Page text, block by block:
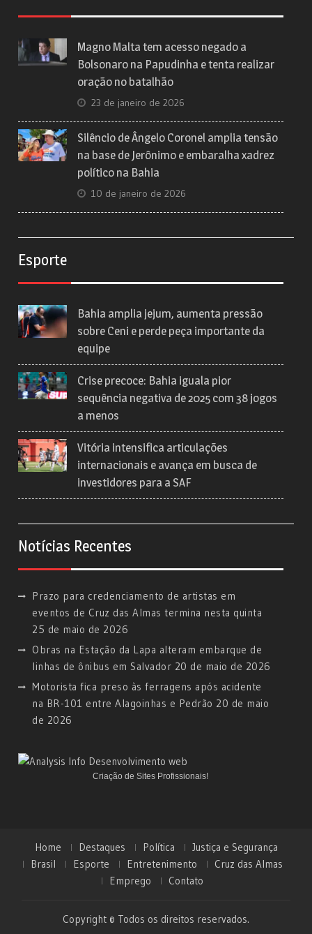
Magno Malta tem acesso negado a
Bolsonaro na Papudinha e tenta realizar
oração no batalhão
23 de janeiro de 2026
Silêncio de Ângelo Coronel amplia tensão
na base de Jerônimo e embaralha xadrez
político na Bahia
10 de janeiro de 2026
Esporte
Bahia amplia jejum, aumenta pressão
sobre Ceni e perde peça importante da
equipe
Crise precoce: Bahia iguala pior
sequência negativa de 2025 com 38 jogos
a menos
Vitória intensifica articulações
internacionais e avança em busca de
investidores para a SAF
Notícias Recentes
Prazo para credenciamento de artistas em
eventos de Cruz das Almas termina nesta quinta
25 de maio de 2026
Obras na Estação da Lapa alteram embarque de
linhas de ônibus em Salvador 20 de maio de 2026
Motorista fica preso às ferragens após acidente
na BR-101 entre Alagoinhas e Pedrão 20 de maio
de 2026
Criação de Sites Profissionais!
Home Destaques Política
Justiça e Segurança
Brasil
Esporte Entretenimento
Cruz das Almas
Emprego
Contato
Copyright © Todos os direitos reservados.